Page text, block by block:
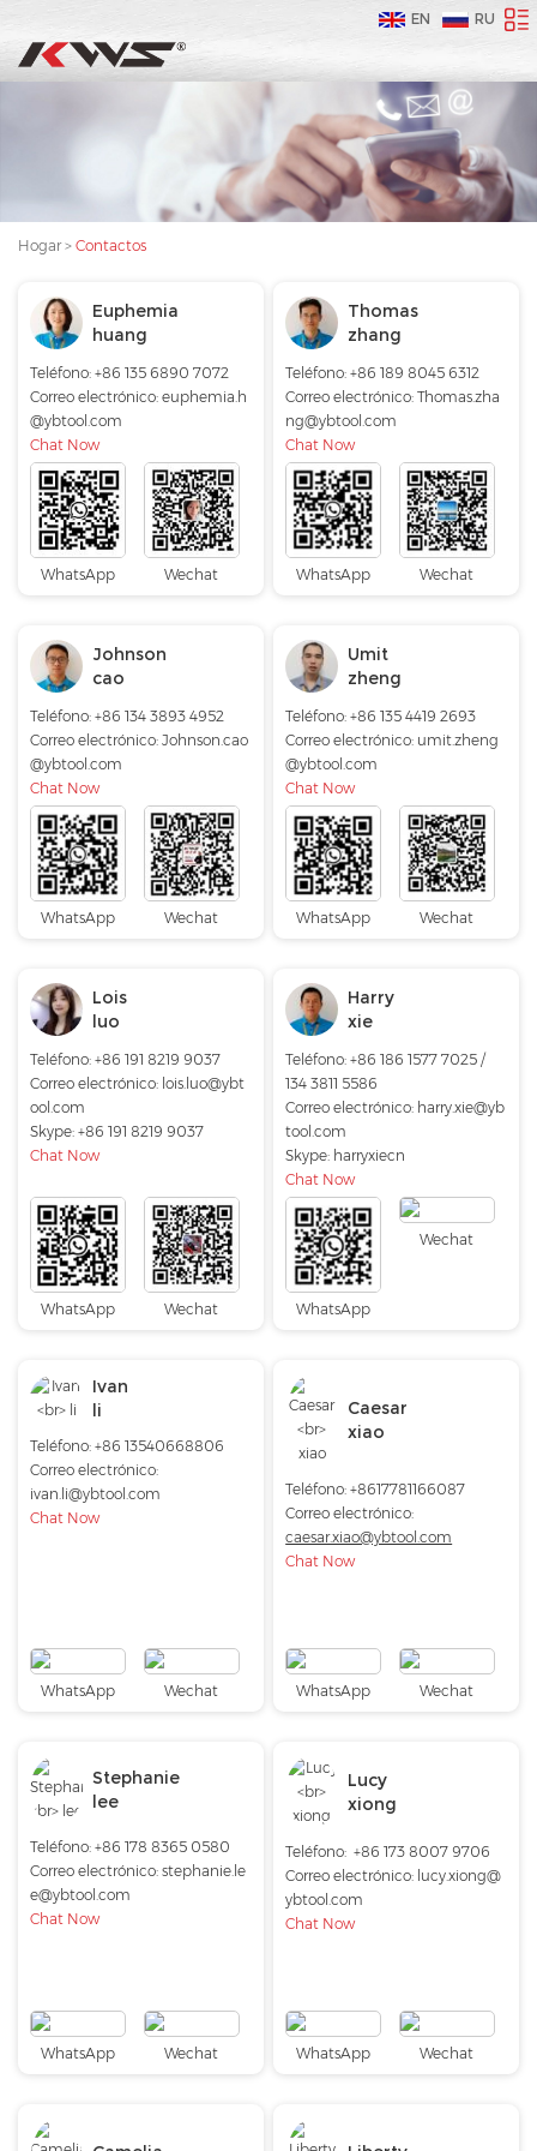
EN RU
Hogar> Contactos
Euphemia
huang
Teléfono: +86 135 6890 7072
Correo electrónico: euphemia.h
@ybtool.com
Chat Now
WhatsApp Wechat
Thomas
zhang
Teléfono: +86 189 8045 6312
Correo electrónico:Thomas.zha
ng@ybtool.com
Chat Now
WhatsApp Wechat
Johnson
cao
Teléfono: +86 134 3893 4952
Correo electrónico: Johnson.cao
@ybtool.com
Chat Now
WhatsApp Wechat
Umit
zheng
Teléfono: +86 135 4419 2693
Correo electrónico: umit.zheng
@ybtool.com
Chat Now
WhatsApp Wechat
Lois
luo
Teléfono: +86 191 8219 9037
Correo electrónico: lois.luo@ybt
ool.com
Skype: +86 191 8219 9037
Chat Now
WhatsApp Wechat
Harry
xie
Teléfono: +86 186 1577 7025 /
134 3811 5586
Correo electrónico: harry.xie@yb
tool.com
Skype: harryxiecn
Chat Now
WhatsApp
Wechat
Ivan
li
Teléfono: +86 13540668806
Correo electrónico:
ivan.li@ybtool.com
Chat Now
WhatsApp Wechat
Caesar
xiao
Teléfono: +8617781166087
Correo electrónico:
caesar.xiao@ybtool.com
Chat Now
WhatsApp Wechat
Stephanie
lee
Teléfono: +86 178 8365 0580
Correo electrónico: stephanie.le
e@ybtool.com
Chat Now
WhatsApp Wechat
Lucy
xiong
Teléfono: +86 173 8007 9706
Correo electrónico: lucy.xiong@
ybtool.com
Chat Now
WhatsApp Wechat